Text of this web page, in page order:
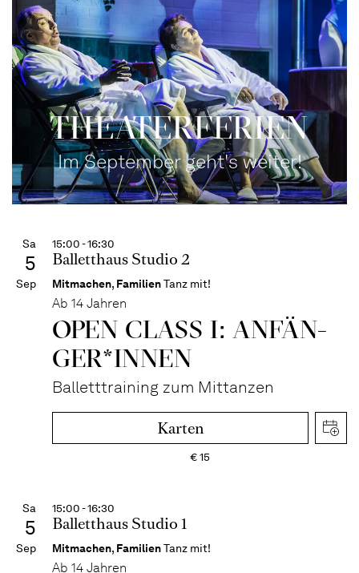
THEATERFERIEN
Im September geht's weiter!
Sa
5
Sep
15:00 - 16:30
Balletthaus Studio 2
Mitmachen, FamilienTanz mit!
Ab 14 Jahren
OPEN CLASS I: ANFÄN­
GER*IN­NEN
Balletttraining zum Mittanzen
Karten
€15
Sa
5
Sep
15:00 - 16:30
Balletthaus Studio 1
Mitmachen, FamilienTanz mit!
Ab 14 Jahren